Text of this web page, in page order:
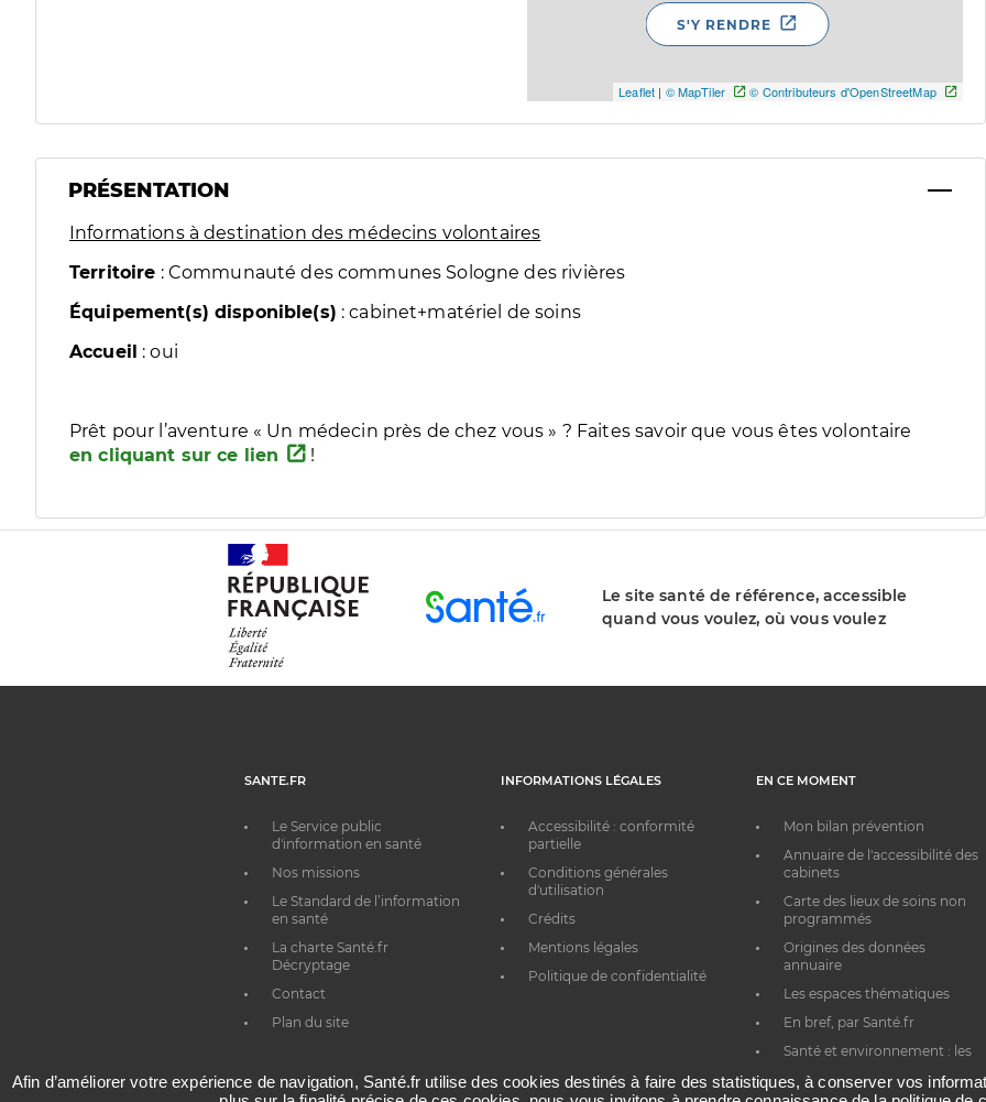
Leaflet | © MapTiler © Contributeurs d'OpenStreetMap
S'Y RENDRE
PRÉSENTATION
Informations à destination des médecins volontaires
Territoire : Communauté des communes Sologne des rivières
Équipement(s) disponible(s) : cabinet+matériel de soins
Accueil : oui
Prêt pour l’aventure « Un médecin près de chez vous » ? Faites savoir que vous êtes volontaire
en cliquant sur ce lien
!
Le site santé de référence, accessible
quand vous voulez, où vous voulez
SANTE.FR
Le Service public
d'information en santé
Nos missions
Le Standard de l’information
en santé
La charte Santé.fr
Décryptage
Contact
Plan du site
INFORMATIONS LÉGALES
Accessibilité : conformité
partielle
Conditions générales
d'utilisation
Crédits
Mentions légales
Politique de confidentialité
EN CE MOMENT
Mon bilan prévention
Annuaire de l'accessibilité des
cabinets
Carte des lieux de soins non
programmés
Origines des données
annuaire
Les espaces thématiques
En bref, par Santé.fr
Santé et environnement : les
Afin d’améliorer votre expérience de navigation, Santé.fr utilise des cookies destinés à faire des statistiques, à conserver vos